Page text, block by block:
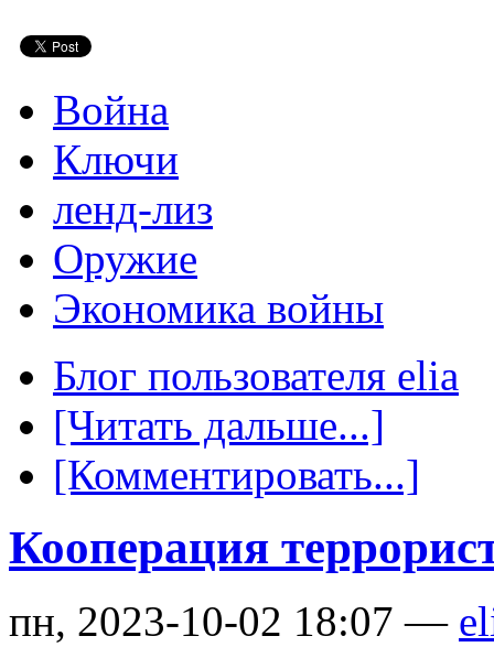
Война
Ключи
ленд-лиз
Оружие
Экономика войны
Блог пользователя elia
[Читать дальше...]
[Комментировать...]
Кооперация
пн, 2023-10-02 18:07 —